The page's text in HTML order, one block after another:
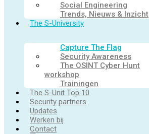
Social Engineering
Trends, Nieuws & Inzicht
The S-University
Capture The Flag
Security Awareness
The OSINT Cyber Hunt
workshop
Trainingen
The S-Unit Top 10
Security partners
Updates
Werken bij
Contact